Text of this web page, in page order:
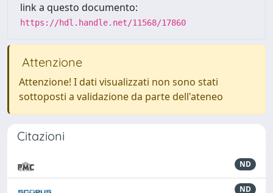
link a questo documento:
https://hdl.handle.net/11568/17860
Attenzione
Attenzione! I dati visualizzati non sono stati
sottoposti a validazione da parte dell'ateneo
Citazioni
ND
ND